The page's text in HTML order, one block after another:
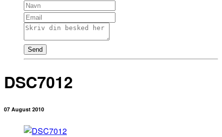
Send
DSC7012
07 August 2010